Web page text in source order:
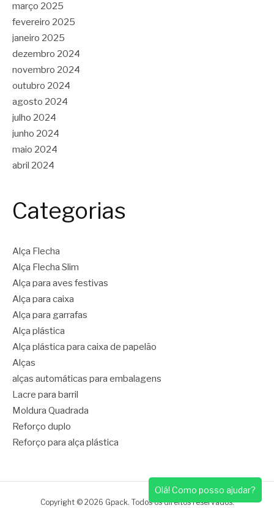
março 2025
fevereiro 2025
janeiro 2025
dezembro 2024
novembro 2024
outubro 2024
agosto 2024
julho 2024
junho 2024
maio 2024
abril 2024
Categorias
Alça Flecha
Alça Flecha Slim
Alça para aves festivas
Alça para caixa
Alça para garrafas
Alça plástica
Alça plástica para caixa de papelão
Alças
alças automáticas para embalagens
Lacre para barril
Moldura Quadrada
Reforço duplo
Reforço para alça plástica
Copyright © 2026 Gpack. Todos os direitos reservados.
Olá! Como posso ajudar?